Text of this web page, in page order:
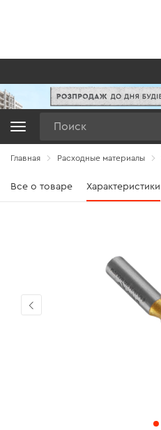
Главная Расходные материалы
Все о товаре Характеристики